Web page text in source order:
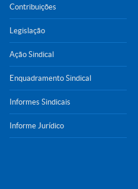
Contribuições
Legislação
Ação Sindical
Enquadramento Sindical
Informes Sindicais
Informe Jurídico